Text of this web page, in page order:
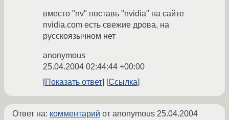
вместо "nv" поставь "nvidia" на сайте
nvidia.com есть свежие дрова, на
русскоязычном нет
anonymous
25.04.2004 02:44:44 +00:00
Показать ответ
Ссылка
Ответ на: комментарий от anonymous 25.04.2004